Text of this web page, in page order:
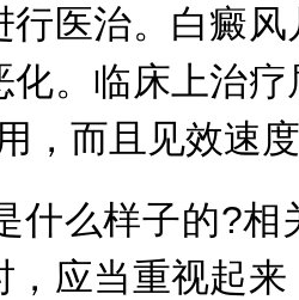
医治。白癜风
。临床上治
，而且见效速度
么样子的?相
应当重视起